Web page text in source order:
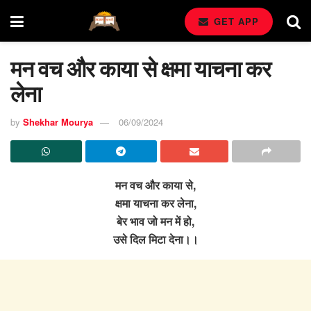
GET APP
मन वच और काया से क्षमा याचना कर
लेना
by Shekhar Mourya 06/09/2024
मन वच और काया से,
क्षमा याचना कर लेना,
बेर भाव जो मन में हो,
उसे दिल मिटा देना।।